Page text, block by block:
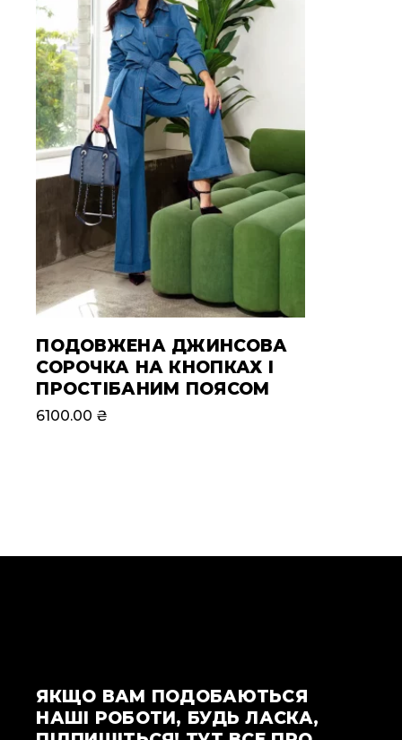
ПОДОВЖЕНА ДЖИНСОВА
СОРОЧКА НА КНОПКАХ І
ПРОСТІБАНИМ ПОЯСОМ
6100.00 ₴
ЯКЩО ВАМ ПОДОБАЮТЬСЯ
НАШІ РОБОТИ, БУДЬ ЛАСКА,